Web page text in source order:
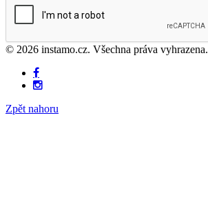
© 2026 instamo.cz. Všechna práva vyhrazena.
Zpět nahoru